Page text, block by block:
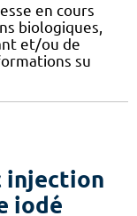
en cours
biologiques,
et/ou de
su
injection
iodé